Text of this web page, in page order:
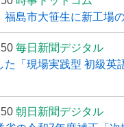
福島市大笹生に新工場
毎日新聞デジタル
た「現場実践型 初級英
朝日新聞デジタル